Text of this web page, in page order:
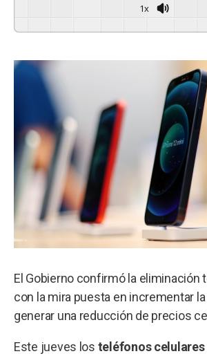
1x
El Gobierno confirmó la eliminación
con la mira puesta en incrementar
generar una reducción de precios
Este jueves los teléfonos celulares